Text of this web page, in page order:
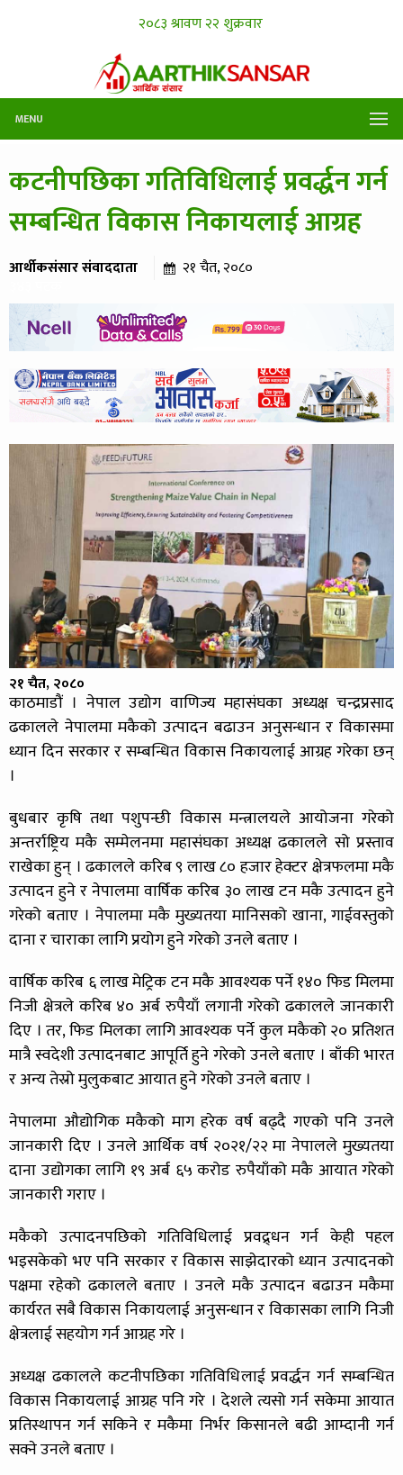
MENU
कटनीपछिका गतिविधिलाई प्रवर्द्धन गर्न
सम्बन्धित विकास निकायलाई आग्रह
आर्थीकसंसार संवाददाता २१ चैत, २०८०
२१ चैत, २०८०
काठमाडौं । नेपाल उद्योग वाणिज्य महासंघका अध्यक्ष चन्द्रप्रसाद
ढकालले नेपालमा मकैको उत्पादन बढाउन अनुसन्धान र विकासमा
ध्यान दिन सरकार र सम्बन्धित विकास निकायलाई आग्रह गरेका छन्
।
बुधबार कृषि तथा पशुपन्छी विकास मन्त्रालयले आयोजना गरेको
अन्तर्राष्ट्रिय मकै सम्मेलनमा महासंघका अध्यक्ष ढकालले सो प्रस्ताव
राखेका हुन् । ढकालले करिब ९ लाख ८० हजार हेक्टर क्षेत्रफलमा मकै
उत्पादन हुने र नेपालमा वार्षिक करिब ३० लाख टन मकै उत्पादन हुने
गरेको बताए । नेपालमा मकै मुख्यतया मानिसको खाना, गाईवस्तुको
दाना र चाराका लागि प्रयोग हुने गरेको उनले बताए ।
वार्षिक करिब ६ लाख मेट्रिक टन मकै आवश्यक पर्ने १४० फिड मिलमा
निजी क्षेत्रले करिब ४० अर्ब रुपैयाँ लगानी गरेको ढकालले जानकारी
दिए । तर, फिड मिलका लागि आवश्यक पर्ने कुल मकैको २० प्रतिशत
मात्रै स्वदेशी उत्पादनबाट आपूर्ति हुने गरेको उनले बताए । बाँकी भारत
र अन्य तेस्रो मुलुकबाट आयात हुने गरेको उनले बताए ।
नेपालमा औद्योगिक मकैको माग हरेक वर्ष बढ्दै गएको पनि उनले
जानकारी दिए । उनले आर्थिक वर्ष २०२१/२२ मा नेपालले मुख्यतया
दाना उद्योगका लागि १९ अर्ब ६५ करोड रुपैयाँको मकै आयात गरेको
जानकारी गराए ।
मकैको उत्पादनपछिको गतिविधिलाई प्रवद्र्धन गर्न केही पहल
भइसकेको भए पनि सरकार र विकास साझेदारको ध्यान उत्पादनको
पक्षमा रहेको ढकालले बताए । उनले मकै उत्पादन बढाउन मकैमा
कार्यरत सबै विकास निकायलाई अनुसन्धान र विकासका लागि निजी
क्षेत्रलाई सहयोग गर्न आग्रह गरे ।
अध्यक्ष ढकालले कटनीपछिका गतिविधिलाई प्रवर्द्धन गर्न सम्बन्धित
विकास निकायलाई आग्रह पनि गरे । देशले त्यसो गर्न सकेमा आयात
प्रतिस्थापन गर्न सकिने र मकैमा निर्भर किसानले बढी आम्दानी गर्न
सक्ने उनले बताए ।